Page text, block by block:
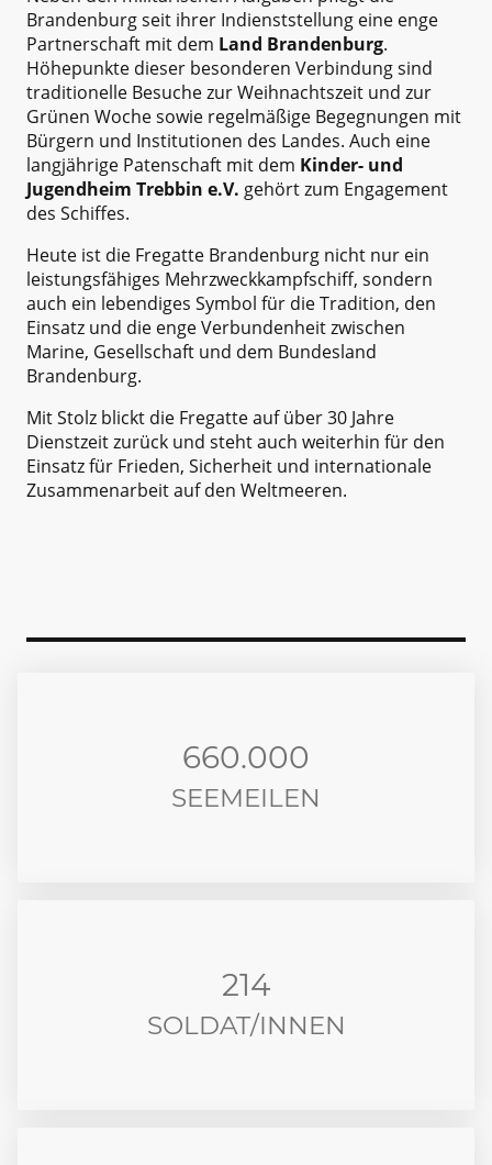
Brandenburg seit ihrer Indienststellung eine enge
Partnerschaft mit dem Land Brandenburg.
Höhepunkte dieser besonderen Verbindung sind
traditionelle Besuche zur Weihnachtszeit und zur
Grünen Woche sowie regelmäßige Begegnungen mit
Bürgern und Institutionen des Landes. Auch eine
langjährige Patenschaft mit dem Kinder- und
Jugendheim Trebbin e.V. gehört zum Engagement
des Schiffes.
Heute ist die Fregatte Brandenburg nicht nur ein
leistungsfähiges Mehrzweckkampfschiff, sondern
auch ein lebendiges Symbol für die Tradition, den
Einsatz und die enge Verbundenheit zwischen
Marine, Gesellschaft und dem Bundesland
Brandenburg.
Mit Stolz blickt die Fregatte auf über 30 Jahre
Dienstzeit zurück und steht auch weiterhin für den
Einsatz für Frieden, Sicherheit und internationale
Zusammenarbeit auf den Weltmeeren.
660.000
SEEMEILEN
214
SOLDAT/INNEN